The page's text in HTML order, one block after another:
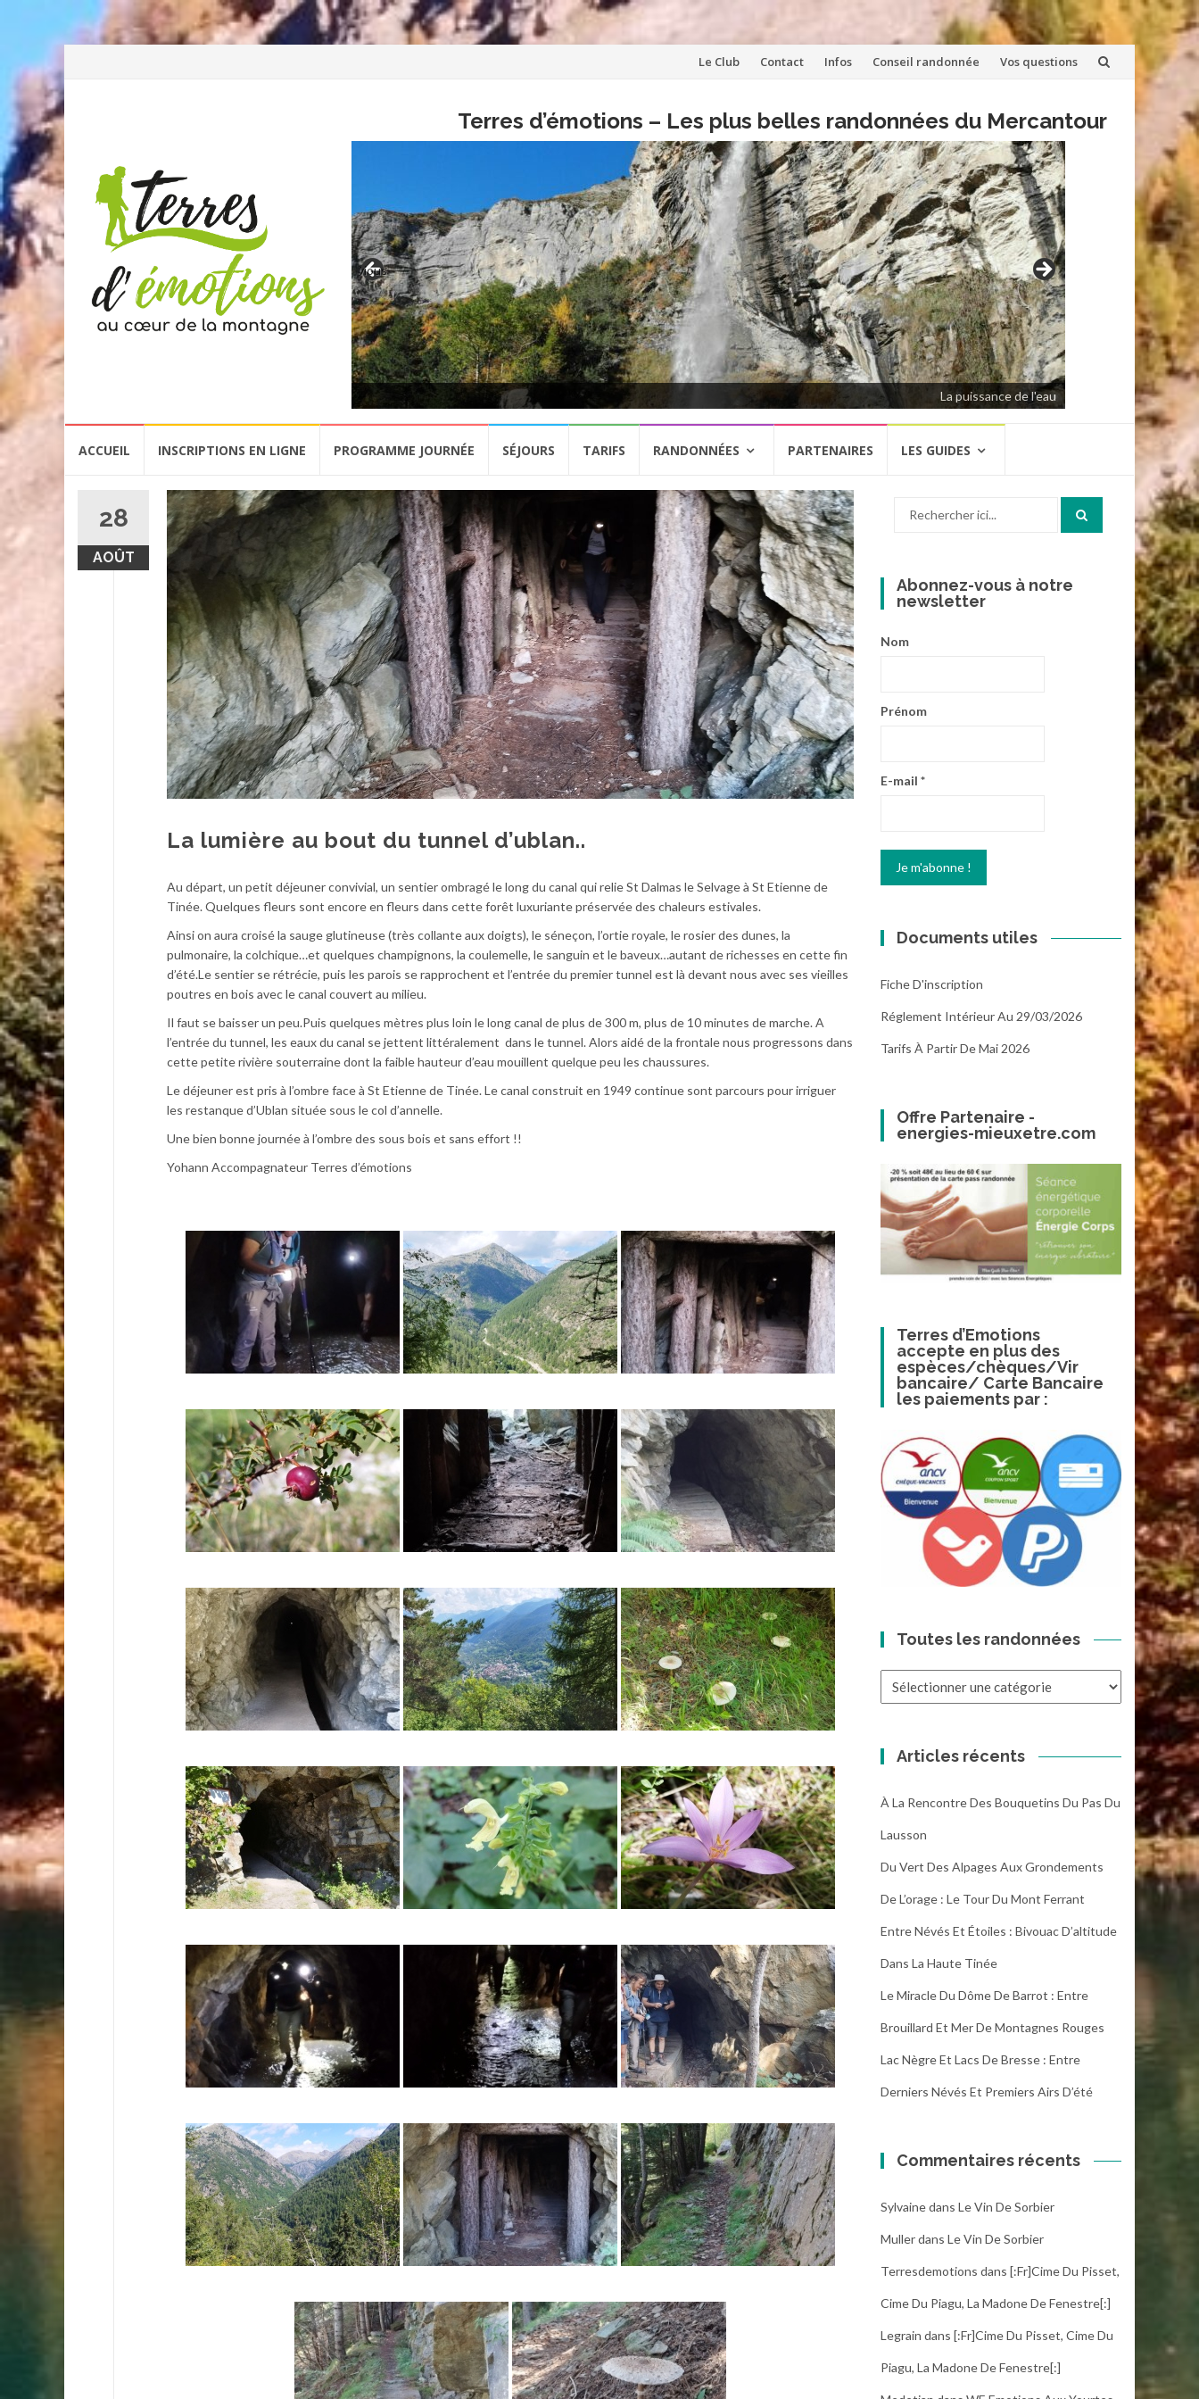
Aller
contenu
Le Club Contact Infos Conseil randonnée Vos questions
Terres d’émotions – Les plus belles randonnées du Mercantour
La puissance de l'eau
Previous
ACCUEIL INSCRIPTIONS EN LIGNE PROGRAMME JOURNÉE SÉJOURS TARIFS RANDONNÉES PARTENAIRES LES GUIDES
28
AOÛT
La lumière au bout du tunnel d’ublan..
Au départ, un petit déjeuner convivial, un sentier ombragé le long du canal qui relie St Dalmas le Selvage à St Etienne de
Tinée. Quelques fleurs sont encore en fleurs dans cette forêt luxuriante préservée des chaleurs estivales.
Ainsi on aura croisé la sauge glutineuse (très collante aux doigts), le séneçon, l’ortie royale, le rosier des dunes, la
pulmonaire, la colchique…et quelques champignons, la coulemelle, le sanguin et le baveux…autant de richesses en cette fin
d’été.Le sentier se rétrécie, puis les parois se rapprochent et l’entrée du premier tunnel est là devant nous avec ses vieilles
poutres en bois avec le canal couvert au milieu.
Il faut se baisser un peu.Puis quelques mètres plus loin le long canal de plus de 300 m, plus de 10 minutes de marche. A
l’entrée du tunnel, les eaux du canal se jettent littéralement dans le tunnel. Alors aidé de la frontale nous progressons dans
cette petite rivière souterraine dont la faible hauteur d’eau mouillent quelque peu les chaussures.
Le déjeuner est pris à l’ombre face à St Etienne de Tinée. Le canal construit en 1949 continue sont parcours pour irriguer
les restanque d’Ublan située sous le col d’annelle.
Une bien bonne journée à l’ombre des sous bois et sans effort !!
Yohann Accompagnateur Terres d’émotions
Abonnez-vous à notre
newsletter
Nom
Prénom
E-mail *
Documents utiles
Fiche D'inscription
Réglement Intérieur Au 29/03/2026
Tarifs À Partir De Mai 2026
Offre Partenaire -
energies-mieuxetre.com
Terres d’Emotions
accepte en plus des
espèces/chèques/Vir
bancaire/ Carte Bancaire
les paiements par :
Toutes les randonnées
Articles récents
À La Rencontre Des Bouquetins Du Pas Du
Lausson
Du Vert Des Alpages Aux Grondements
De L’orage : Le Tour Du Mont Ferrant
Entre Névés Et Étoiles : Bivouac D’altitude
Dans La Haute Tinée
Le Miracle Du Dôme De Barrot : Entre
Brouillard Et Mer De Montagnes Rouges
Lac Nègre Et Lacs De Bresse : Entre
Derniers Névés Et Premiers Airs D’été
Commentaires récents
Sylvainedans Le Vin De Sorbier
Mullerdans Le Vin De Sorbier
Terresdemotions dans [:fr]Cime Du Pisset,
Cime Du Piagu, La Madone De Fenestre[:]
Legrain dans [:fr]Cime Du Pisset, Cime Du
Piagu, La Madone De Fenestre[:]